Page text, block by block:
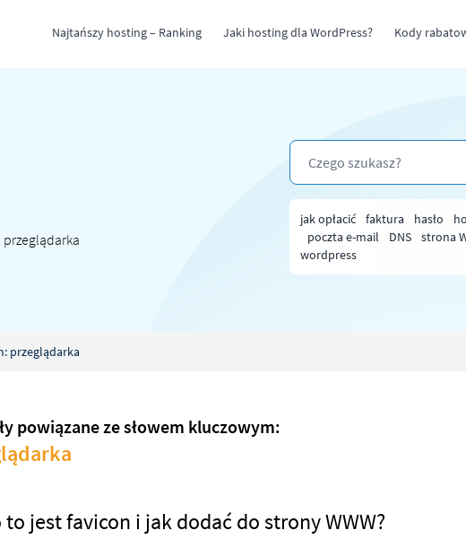
Najtańszy hosting – Ranking Jaki hosting dla WordPress? Kody
przeglądarka
jak opłacić faktura hasło
poczta e-mail
DNS strona
wordpress
przeglądarka
powiązane ze słowem kluczowym:
to jest favicon i jak dodać do strony WWW?